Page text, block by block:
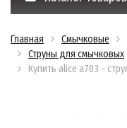
Главная Смычковые
Струны для смычковых
Купить alice a703 -